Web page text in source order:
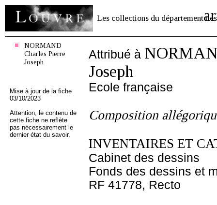
Les collections du département des
NORMAND
Charles Pierre
Joseph
Mise à jour de la fiche
03/10/2023
Attention, le contenu de
cette fiche ne reflète
pas nécessairement le
dernier état du savoir.
Attribué à
Joseph
Ecole française
Composition
INVENTAIRES ET
Cabinet des dessins
Fonds des dessins et
RF 41778, Recto